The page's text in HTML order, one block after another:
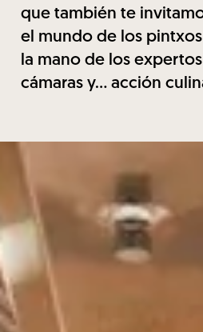
que también te
el mundo de los
la mano de los
cámaras y… acción